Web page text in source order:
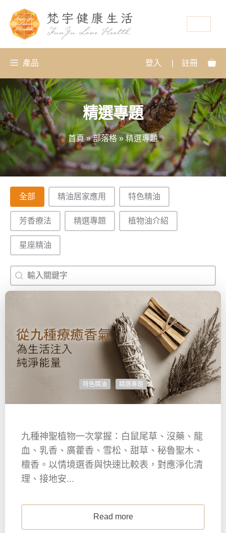
產品 登入 註冊
精選專題
首頁 » 部落格 » 精選專題
分類
全部 精油居家應用 特色精油
芳香療法 精選專題 植物油介紹
星座精油
搜尋
Search content
特色精油 精選專題
九種神聖植物一次掌握：白鼠尾草、沒藥、龍
血、乳香、廣藿香、雪松、甜草、秘魯聖木、
檀香。以情境選香與快速比較表，對應淨化清
理、接地安...
Read more